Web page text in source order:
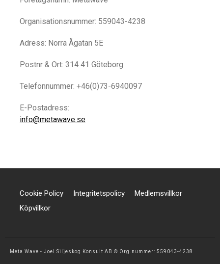
Organisationsnummer: 559043-4238
Adress: Norra Ågatan 5E
Postnr & Ort: 314 41 Göteborg
Telefonnummer: +46(0)73-6940097
E-Postadress:
info@metawave.se
Cookie Policy Integritetspolicy
Medlemsvillkor
Köpvillkor
Meta Wave - Joel Siljeskog Konsult AB © Org.nummer: 559043-4238